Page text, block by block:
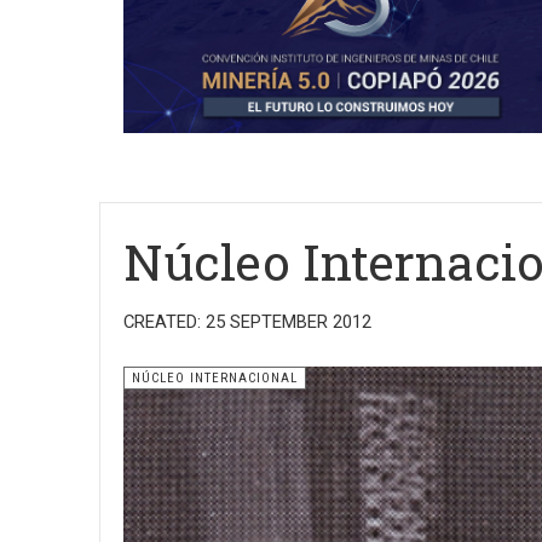
Núcleo
CREATED: 25 SEPTEMBER 2012
NÚCLEO INTERNACIONAL